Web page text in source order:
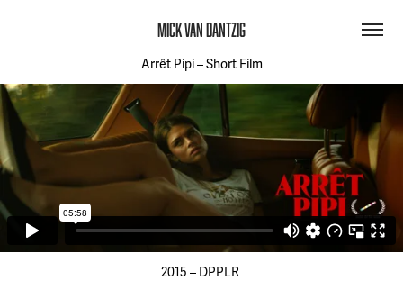
MICK VAN DANTZIG
Arrêt Pipi – Short Film
2015 – DPPLR